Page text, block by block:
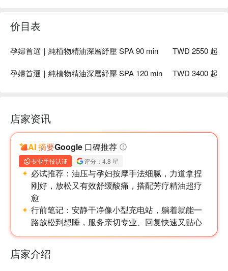
价目表
孕婦首選｜純植物精油深層紓壓 SPA 90 min TWD 2550 起
孕婦首選｜純植物精油深層紓壓 SPA 120 min TWD 3400 起
店家资讯
AI 摘要Google 口碑推荐
专业手技认证 评分：4.8 星
必试推荐： 油压与孕妇按摩手法细腻，力道拿捏
刚好，放松又有效舒缓酸痛，搭配芳疗精油超疗
愈
行前笔记： 安静干净像小型充电站，躺着就能一
路放松到想睡，服务亲切专业、回复快速又贴心
店家介绍